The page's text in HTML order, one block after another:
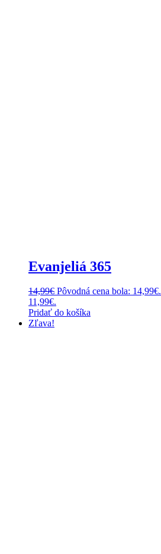
Evanjeliá 365
14,99€ Pôvodná cena bola: 14,99€.
11,99€.
Pridať do košíka
Zľava!